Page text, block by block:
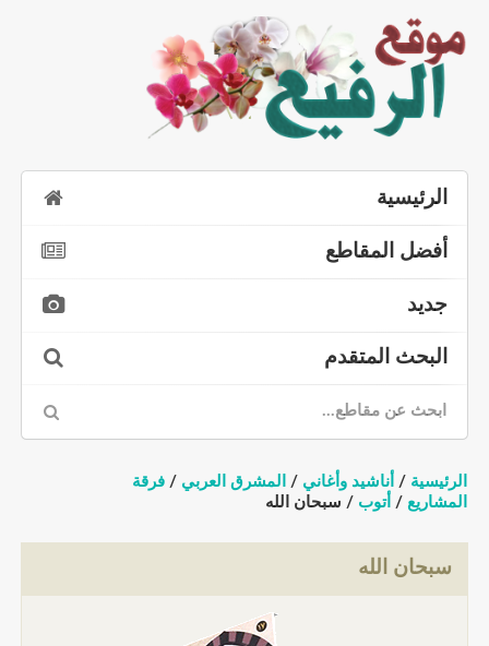
الرئيسية
أفضل المقاطع
جديد
البحث المتقدم
الرئيسية / أناشيد وأغاني / المشرق العربي / فرقة
المشاريع / أتوب / سبحان الله
سبحان الله